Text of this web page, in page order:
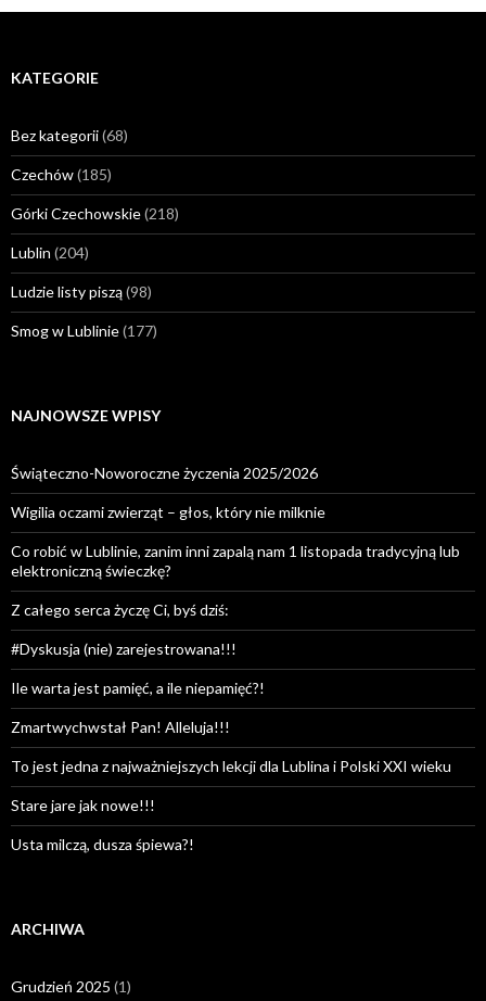
KATEGORIE
Bez kategorii(68)
Czechów(185)
Górki Czechowskie(218)
Lublin (204)
Ludzie listy piszą(98)
Smog w Lublinie(177)
NAJNOWSZE WPISY
Świąteczno-Noworoczne życzenia 2025/2026
Wigilia oczami zwierząt – głos, który nie milknie
Co robić w Lublinie, zanim inni zapalą nam 1 listopada tradycyjną lub
elektroniczną świeczkę?
Z całego serca życzę Ci, byś dziś:
#Dyskusja (nie) zarejestrowana!!!
Ile warta jest pamięć, a ile niepamięć?!
Zmartwychwstał Pan! Alleluja!!!
To jest jedna z najważniejszych lekcji dla Lublina i Polski XXI wieku
Stare jare jak nowe!!!
Usta milczą, dusza śpiewa?!
ARCHIWA
Grudzień 2025 (1)